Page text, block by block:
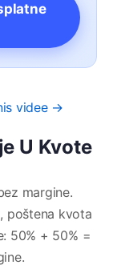
videe →
U Kvote
margine.
poštena kvota
50% + 50% =